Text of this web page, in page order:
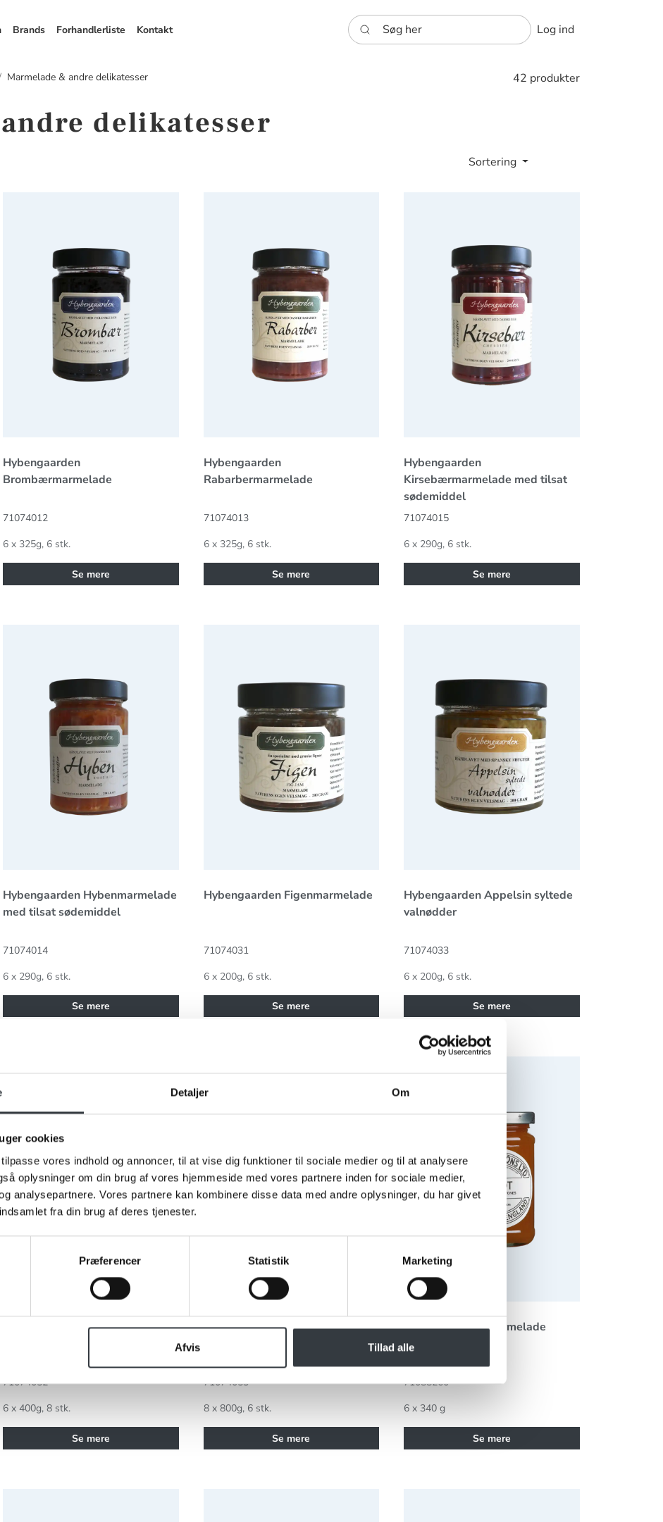
Detaljer Om
cookies
vores indhold og annoncer, til at vise dig funktioner til sociale medier og til at analysere
oplysninger om din brug af vores hjemmeside med vores partnere inden for sociale medier,
analysepartnere. Vores partnere kan kombinere disse data med andre oplysninger, du har givet
fra din brug af deres tjenester.
Præferencer Statistik Marketing
Afvis Tillad alle
Brands Forhandlerliste Kontakt Søg her Log ind
Marmelade & andre delikatesser 42 produkter
delikatesser
Sortering
Hybengaarden
Brombærmarmelade
71074012
6 x 325g, 6 stk.
Se mere
Hybengaarden
Rabarbermarmelade
71074013
6 x 325g, 6 stk.
Se mere
Hybengaarden
Kirsebærmarmelade med tilsat
sødemiddel
71074015
6 x 290g, 6 stk.
Se mere
Hybengaarden Hybenmarmelade
med tilsat sødemiddel
71074014
6 x 290g, 6 stk.
Se mere
Hybengaarden Figenmarmelade
71074031
6 x 200g, 6 stk.
Se mere
Hybengaarden Appelsin syltede
valnødder
71074033
6 x 200g, 6 stk.
Se mere
Hybengaarden Kirsebærsovs
71074052
6 x 400g, 8 stk.
Se mere
I restordre
Hybengaarden Kirsebærsovs
71074053
8 x 800g, 6 stk.
Se mere
Tiptree Apricot Marmelade
71088260
6 x 340 g
Se mere